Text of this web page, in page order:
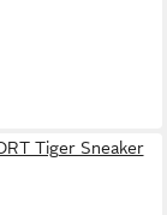
Tiger Sneaker